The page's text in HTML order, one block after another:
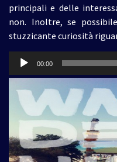
principali e delle
non. Inoltre, se
stuzzicante curiosità
Audio
00:00